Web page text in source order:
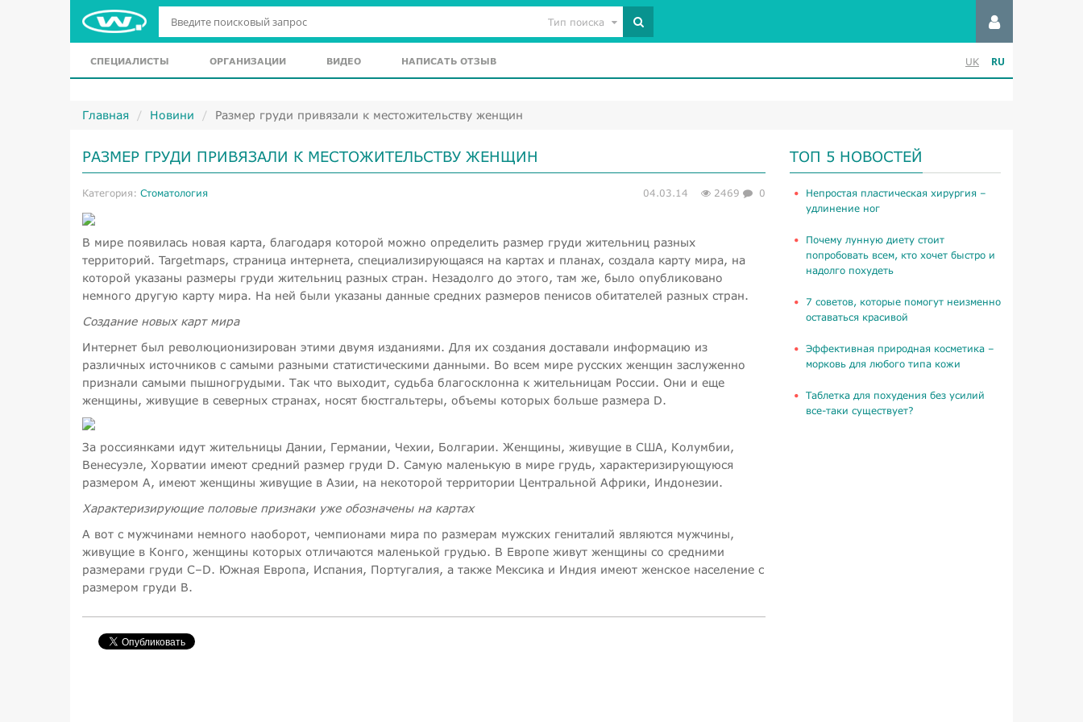
Тип поиска
СПЕЦИАЛИСТЫ ОРГАНИЗАЦИИ ВИДЕО НАПИСАТЬ ОТЗЫВ UK RU
Главная Новини Размер груди привязали к местожительству женщин
РАЗМЕР ГРУДИ ПРИВЯЗАЛИ К МЕСТОЖИТЕЛЬСТВУ ЖЕНЩИН
Категория: Стоматология 04.03.14 2469 0
В мире появилась новая карта, благодаря которой можно определить размер груди жительниц разных
территорий. Targetmaps, страница интернета, специализирующаяся на картах и планах, создала карту мира, на
которой указаны размеры груди жительниц разных стран. Незадолго до этого, там же, было опубликовано
немного другую карту мира. На ней были указаны данные средних размеров пенисов обитателей разных стран.
Создание новых карт мира
Интернет был революционизирован этими двумя изданиями. Для их создания доставали информацию из
различных источников с самыми разными статистическими данными. Во всем мире русских женщин заслуженно
признали самыми пышногрудыми. Так что выходит, судьба благосклонна к жительницам России. Они и еще
женщины, живущие в северных странах, носят бюстгальтеры, объемы которых больше размера D.
За россиянками идут жительницы Дании, Германии, Чехии, Болгарии. Женщины, живущие в США, Колумбии,
Венесуэле, Хорватии имеют средний размер груди D. Самую маленькую в мире грудь, характеризирующуюся
размером А, имеют женщины живущие в Азии, на некоторой территории Центральной Африки, Индонезии.
Характеризирующие половые признаки уже обозначены на картах
А вот с мужчинами немного наоборот, чемпионами мира по размерам мужских гениталий являются мужчины,
живущие в Конго, женщины которых отличаются маленькой грудью. В Европе живут женщины со средними
размерами груди C–D. Южная Европа, Испания, Португалия, а также Мексика и Индия имеют женское население с
размером груди В.
ТОП 5 НОВОСТЕЙ
​Непростая пластическая хирургия –
удлинение ног
Почему лунную диету стоит
попробовать всем, кто хочет быстро и
надолго похудеть
​7 советов, которые помогут неизменно
оставаться красивой
​Эффективная природная косметика –
морковь для любого типа кожи
Таблетка для похудения без усилий
все-таки существует?